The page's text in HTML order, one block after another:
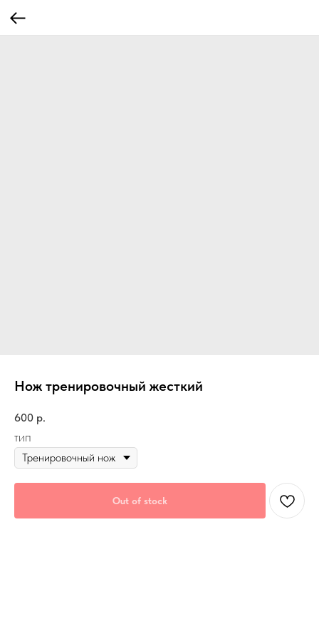
Нож тренировочный жесткий
600 р.
ТИП
Out of stock